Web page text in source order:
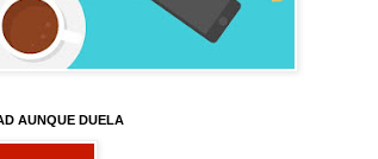
AUNQUE DUELA